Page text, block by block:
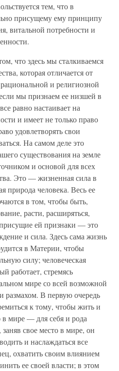
тем, что в
присущему ему принципу
витальной потребности и
что здесь мы сталкиваемся
которая отличается от
и религиозной
мы признаем ее низшей в
равно настаивает на
и имеет не только право
удовлетворять свои
На самом деле это
существования на земле
и основой для всех
Это — жизненная сила в
природа человека. Весь ее
в том, чтобы быть,
расти, расширяться,
ей признаки — это
и сила. Здесь сама жизнь
в Материи, чтобы
силу; человеческая
работает, стремясь
мире со всей возможной
В первую очередь
к тому, чтобы жить и
в мире — для себя и рода
свое место в мире, он
и наслаждаться все
охватить своим влиянием
ее своей власти; в этом